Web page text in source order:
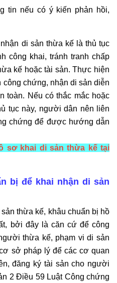
tin nếu có ý kiến phản hồi,
di sản thừa kế là thủ tục
công khai, tránh tranh chấp
kế hoặc tài sản. Thực hiện
chứng, nhận di sản diễn
toàn. Nếu có thắc mắc hoặc
tục này, người dân nên liên
chứng để được hướng dẫn
sơ khai di sản thừa kế tại
bị để khai nhận di sản
thừa kế, khâu chuẩn bị hồ
bởi đây là căn cứ để công
thừa kế, phạm vi di sản
sở pháp lý để các cơ quan
đăng ký tài sản cho người
2 Điều 59 Luật Công chứng